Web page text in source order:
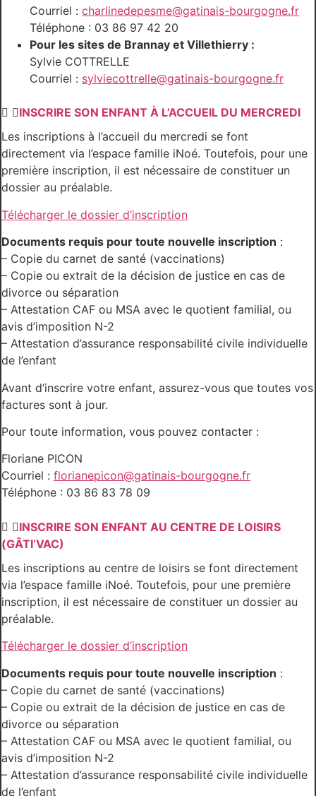
Courriel : charlinedepesme@gatinais-bourgogne.fr
Téléphone : 03 86 97 42 20
Pour les sites de Brannay et Villethierry :
Sylvie COTTRELLE
Courriel : sylviecottrelle@gatinais-bourgogne.fr
INSCRIRE SON ENFANT À L’ACCUEIL DU MERCREDI
Les inscriptions à l’accueil du mercredi se font
directement via l’espace famille iNoé. Toutefois, pour une
première inscription, il est nécessaire de constituer un
dossier au préalable.
Télécharger le dossier d’inscription
Documents requis pour toute nouvelle inscription :
– Copie du carnet de santé (vaccinations)
– Copie ou extrait de la décision de justice en cas de
divorce ou séparation
– Attestation CAF ou MSA avec le quotient familial, ou
avis d’imposition N-2
– Attestation d’assurance responsabilité civile individuelle
de l’enfant
Avant d’inscrire votre enfant, assurez-vous que toutes vos
factures sont à jour.
Pour toute information, vous pouvez contacter :
Floriane PICON
Courriel : florianepicon@gatinais-bourgogne.fr
Téléphone : 03 86 83 78 09
INSCRIRE SON ENFANT AU CENTRE DE LOISIRS
(GÂTI’VAC)
Les inscriptions au centre de loisirs se font directement
via l’espace famille iNoé. Toutefois, pour une première
inscription, il est nécessaire de constituer un dossier au
préalable.
Télécharger le dossier d’inscription
Documents requis pour toute nouvelle inscription :
– Copie du carnet de santé (vaccinations)
– Copie ou extrait de la décision de justice en cas de
divorce ou séparation
– Attestation CAF ou MSA avec le quotient familial, ou
avis d’imposition N-2
– Attestation d’assurance responsabilité civile individuelle
de l’enfant